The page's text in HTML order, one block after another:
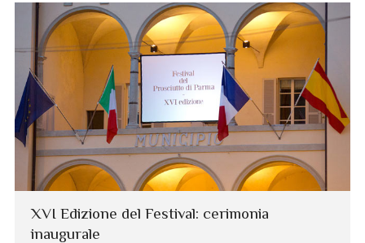
XVI Edizione del Festival: cerimonia
inaugurale